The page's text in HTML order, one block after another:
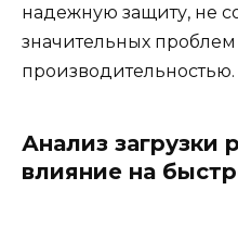
надежную защиту, не
значительных проблем
производительностью.
Анализ загрузки
влияние на